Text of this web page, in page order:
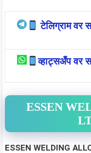
टेलिग्राम वर
व्हाट्सअँप वर
ESSEN
ESSEN WELDING